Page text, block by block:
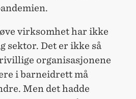
virksomhet har ikke
sektor. Det er ikke så
organisasjonene
i barneidrett må
Men det hadde